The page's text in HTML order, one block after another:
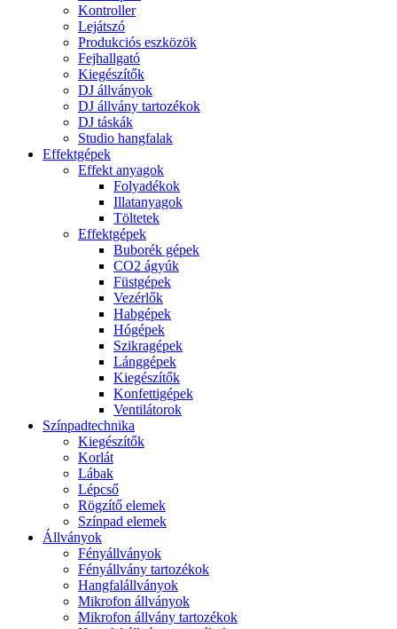
Kontroller
Lejátszó
Produkciós eszközök
Fejhallgató
Kiegészítők
DJ állványok
DJ állvány tartozékok
DJ táskák
Studio hangfalak
Effektgépek
Effekt anyagok
Folyadékok
Illatanyagok
Töltetek
Effektgépek
Buborék gépek
CO2 ágyúk
Füstgépek
Vezérlők
Habgépek
Hógépek
Szikragépek
Lánggépek
Kiegészítők
Konfettigépek
Ventilátorok
Színpadtechnika
Kiegészítők
Korlát
Lábak
Lépcső
Rögzítő elemek
Színpad elemek
Állványok
Fényállványok
Fényállvány tartozékok
Hangfalállványok
Mikrofon állványok
Mikrofon állvány tartozékok